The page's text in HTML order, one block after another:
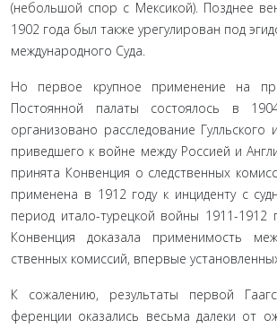
(небольшой спор с Мексикой). Позднее
1902 года был также урегулирован под
международного Суда.
Но первое крупное применение на
Постоянной палаты состоялось в
организовано расследование Гулльского
приведшего к войне между Россией и
принята Конвенция о следственных
применена в 1912 году к инциденту с
период итало-турецкой войны 1911-1912
Конвенция доказала применимость
ственных комиссий, впервые
К сожалению, результаты первой
ференции оказались весьма далеки от